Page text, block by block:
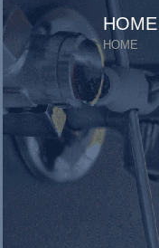
HOME
HOME